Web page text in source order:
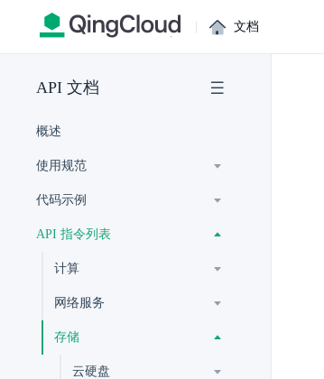
| 文档
API 文档
概述
使用规范
代码示例
API 指令列表
计算
网络服务
存储
云硬盘